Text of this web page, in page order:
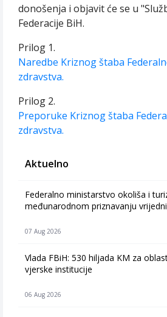
donošenja i objavit će se u
Federacije BiH.
Prilog 1.
Naredbe Kriznog štaba
zdravstva.
Prilog 2.
Preporuke Kriznog štaba
zdravstva.
Aktuelno
Federalno ministarstvo okoliša i
međunarodnom priznavanju
07 Aug 2026
Vlada FBiH: 530 hiljada KM za
vjerske institucije
06 Aug 2026